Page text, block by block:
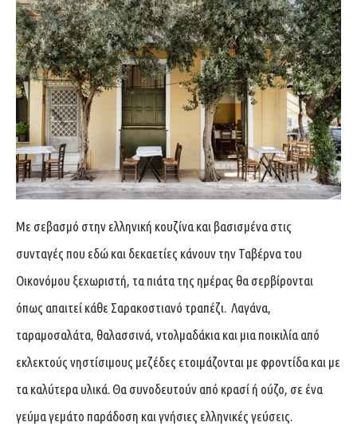
Με σεβασμό στην ελληνική κουζίνα και βασισμένα στις
συνταγές που εδώ και δεκαετίες κάνουν την Ταβέρνα του
Οικονόμου ξεχωριστή, τα πιάτα της ημέρας θα σερβίρονται
όπως απαιτεί κάθε Σαρακοστιανό τραπέζι. Λαγάνα,
ταραμοσαλάτα, θαλασσινά, ντολμαδάκια και μια ποικιλία από
εκλεκτούς νηστίσιμους μεζέδες ετοιμάζονται με φροντίδα και με
τα καλύτερα υλικά. Θα συνοδευτούν από κρασί ή ούζο, σε ένα
γεύμα γεμάτο παράδοση και γνήσιες ελληνικές γεύσεις.